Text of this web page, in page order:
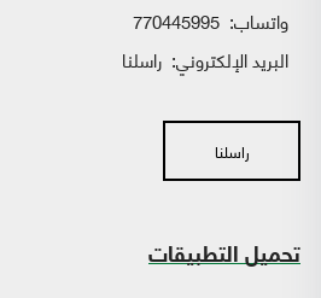
واتساب:
البريد الإلكتروني: راسلنا
راسلنا
تحميل التطبيقات